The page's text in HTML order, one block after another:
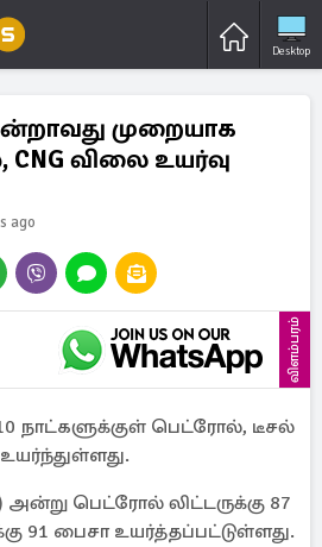
Desktop
முறையாக
விலை உயர்வு
ago
விளம்பரம்
நாட்களுக்குள் பெட்ரோல், டீசல்
அன்று பெட்ரோல் லிட்டருக்கு 87
91 பைசா உயர்த்தப்பட்டுள்ளது.